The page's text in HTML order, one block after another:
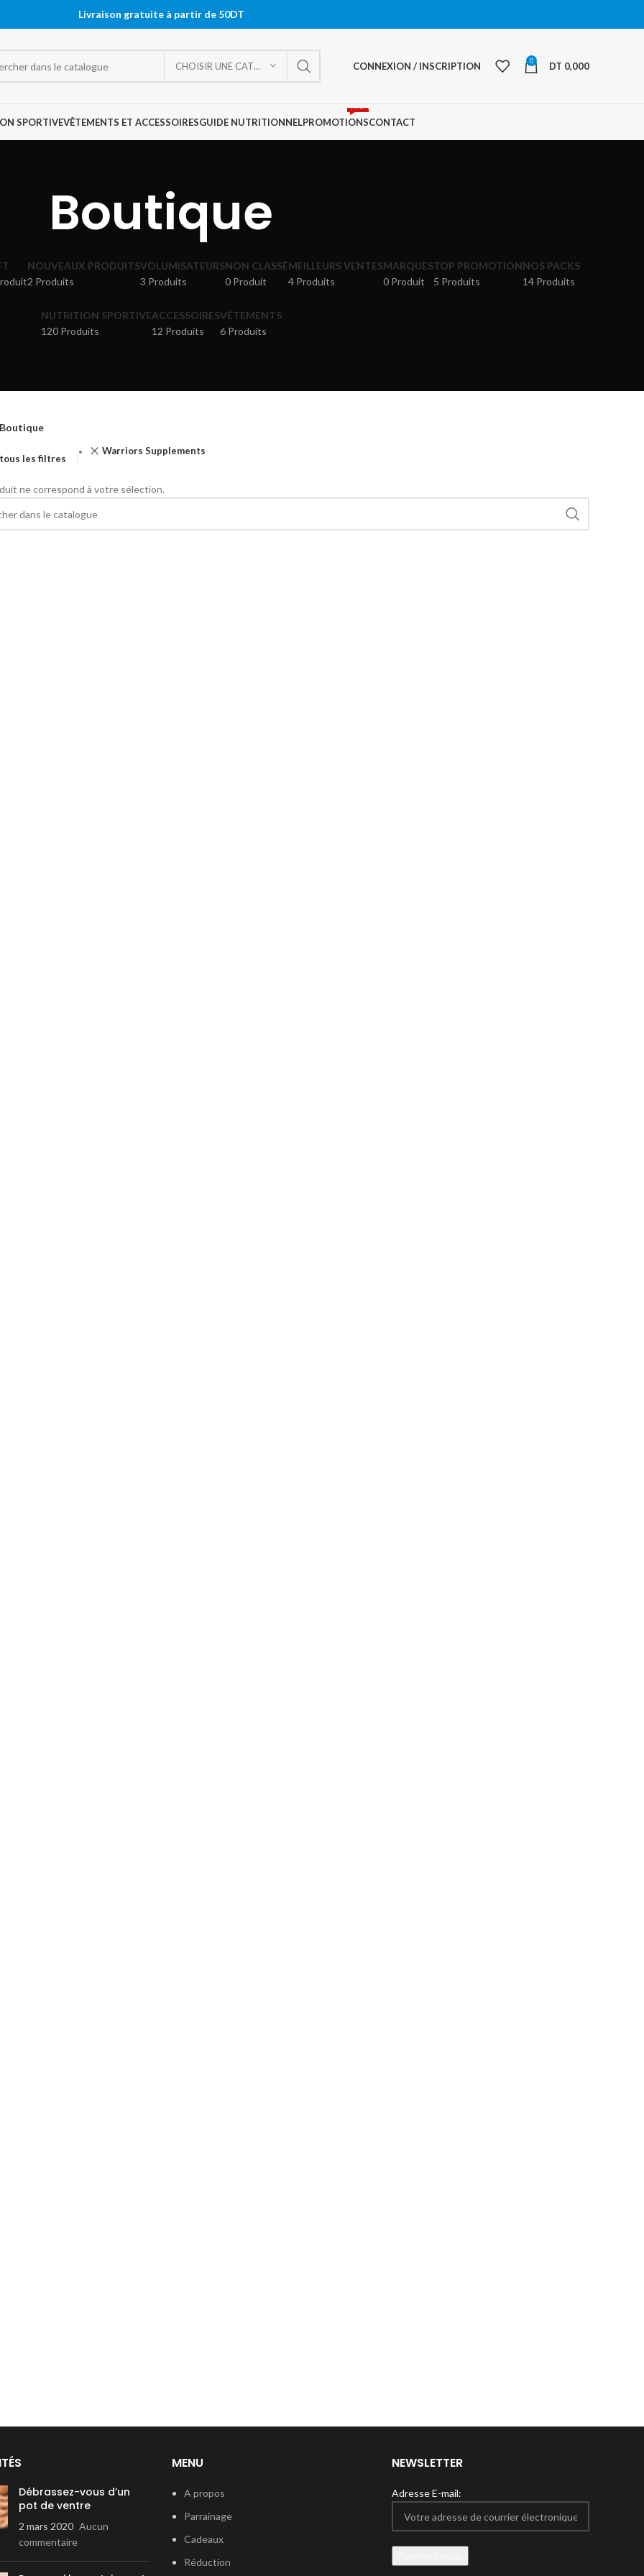
CHOISIR UNE CATÉGORIE CONNEXION / INSCRIPTION 0 DT 0,000
SPORTIVEVÊTEMENTS ET ACCESSOIRESGUIDE NUTRITIONNELPROMOTIONSCONTACT
Boutique
NOUVEAUX PRODUITS
2 Produits
VOLUMISATEURS
3 Produits
NON CLASSÉ
0 Produit
MEILLEURS VENTES
4 Produits
MARQUES
0 Produit
TOP PROMOTION
5 Produits
NOS PACKS
14 Produits
NUTRITION SPORTIVE
120 Produits
ACCESSOIRES
12 Produits
VÊTEMENTS
6 Produits
Boutique
les filtres
Warriors Supplements
ne correspond à votre sélection.
Débrassez-vous d’un
pot de ventre
2 mars 2020 Aucun
commentaire
MENU
A propos
Parrainage
Cadeaux
Réduction
NEWSLETTER
Adresse E-mail:
Livraison gratuite à partir de 50DT